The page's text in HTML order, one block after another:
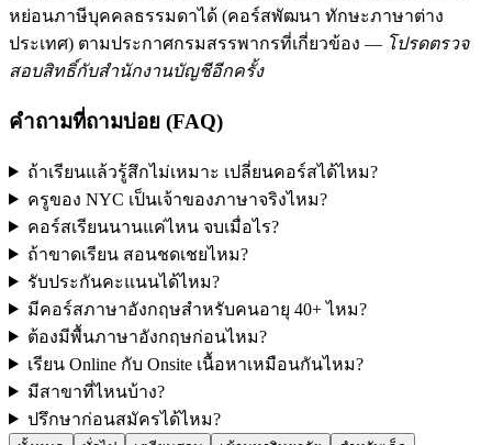
หย่อนภาษีบุคคลธรรมดาได้ (คอร์สพัฒนา ทักษะภาษาต่าง
ประเทศ) ตามประกาศกรมสรรพากรที่เกี่ยวข้อง — โปรดตรวจ
สอบสิทธิ์กับสำนักงานบัญชีอีกครั้ง
คำถามที่ถามบ่อย (FAQ)
ถ้าเรียนแล้วรู้สึกไม่เหมาะ เปลี่ยนคอร์สได้ไหม?
ครูของ NYC เป็นเจ้าของภาษาจริงไหม?
คอร์สเรียนนานแค่ไหน จบเมื่อไร?
ถ้าขาดเรียน สอนชดเชยไหม?
รับประกันคะแนนได้ไหม?
มีคอร์สภาษาอังกฤษสำหรับคนอายุ 40+ ไหม?
ต้องมีพื้นภาษาอังกฤษก่อนไหม?
เรียน Online กับ Onsite เนื้อหาเหมือนกันไหม?
มีสาขาที่ไหนบ้าง?
ปรึกษาก่อนสมัครได้ไหม?